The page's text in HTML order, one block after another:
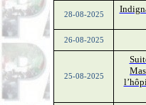
28-08-2025
26-08-2025
25-08-2025